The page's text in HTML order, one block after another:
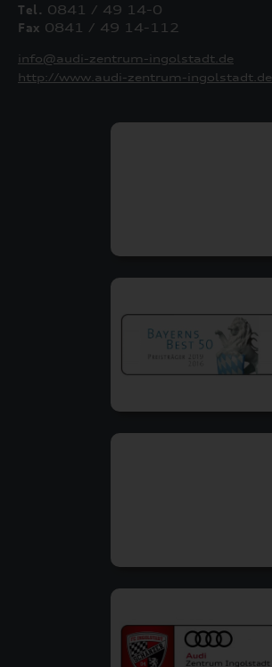
Tel. 0841 / 49 14-0
Fax 0841 / 49 14-112
info@audi-zentrum-ingolstadt.de
http://www.audi-zentrum-ingolstadt.de